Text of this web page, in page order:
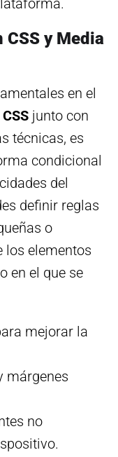
CSS y Media
en el
CSS junto con
técnicas, es
condicional
del
definir reglas
o
los elementos
en el que se
mejorar la
márgenes
no